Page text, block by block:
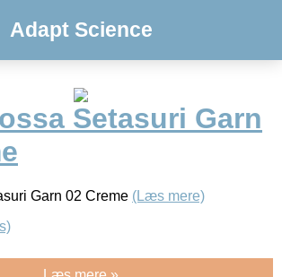
Adapt Science
Setasuri Garn
Garn 02 Creme (Læs mere)